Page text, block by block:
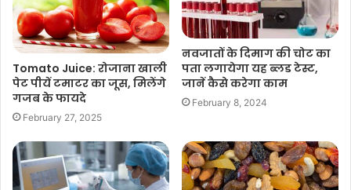
Tomato Juice: रोजाना खाली
पेट पीयें टमाटर का जूस, मिलेंगे
गजब के फायदे
February 27, 2025
नवजातों के दिमाग की चोट का
पता लगायेगा यह ब्लड टेस्ट,
जानें कैसे करेगा काम
February 8, 2024